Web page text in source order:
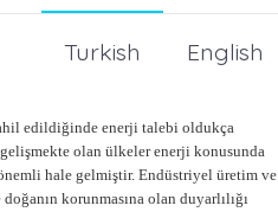
English
Turkish
edildiğinde enerji talebi oldukça
olan ülkeler enerji konusunda
hale gelmiştir. Endüstriyel üretim ve
korunmasına olan duyarlılığı